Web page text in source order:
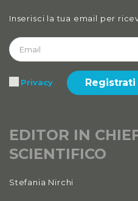
2020 Numero 1 e 2
Anno XI, Numero 4
2019
Anno XI, Numero 3
Anno XI, Numero 2
2019
2019
Inserisci la tua email per
Privacy Registrati
EDITOR IN
SCIENTIFICO
Stefania Nirchi